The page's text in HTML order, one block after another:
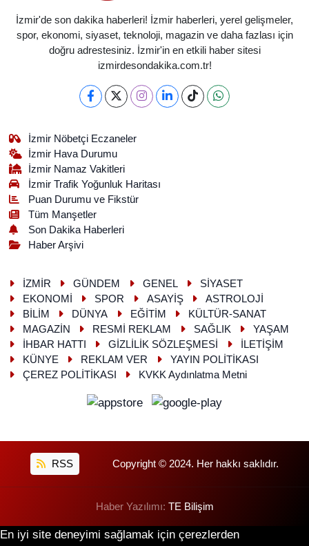
İzmir'de son dakika haberleri! İzmir haberleri, yerel gelişmeler,
spor, ekonomi, siyaset, teknoloji, magazin ve daha fazlası için
doğru adrestesiniz. İzmir'in en etkili haber sitesi
izmirdesondakika.com.tr!
İzmir Nöbetçi Eczaneler
İzmir Hava Durumu
İzmir Namaz Vakitleri
İzmir Trafik Yoğunluk Haritası
Puan Durumu ve Fikstür
Tüm Manşetler
Son Dakika Haberleri
Haber Arşivi
İZMİR GÜNDEM GENEL
SİYASET
EKONOMİ
SPOR ASAYİŞ
ASTROLOJİ
BİLİM
DÜNYA EĞİTİM
KÜLTÜR-SANAT
MAGAZİN
RESMİ REKLAM SAĞLIK
YAŞAM
İHBAR HATTI
GİZLİLİK SÖZLEŞMESİ
İLETİŞİM
KÜNYE
REKLAM VER
YAYIN POLİTİKASI
ÇEREZ POLİTİKASI
KVKK Aydınlatma Metni
RSS Copyright © 2024. Her hakkı saklıdır.
Haber Yazılımı: TE Bilişim
En iyi site deneyimi sağlamak için çerezlerden